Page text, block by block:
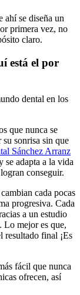
ahí se diseña un
primera vez, no
claro.
está el por
dental en los
que nunca se
sonrisa sin que
Sánchez Arranz
se adapta a la vida
conseguir.
cada pocas
progresiva. Cada
a un estudio
Lo mejor es que,
resultado final ¡Es
fácil que nunca
ofrecen, así